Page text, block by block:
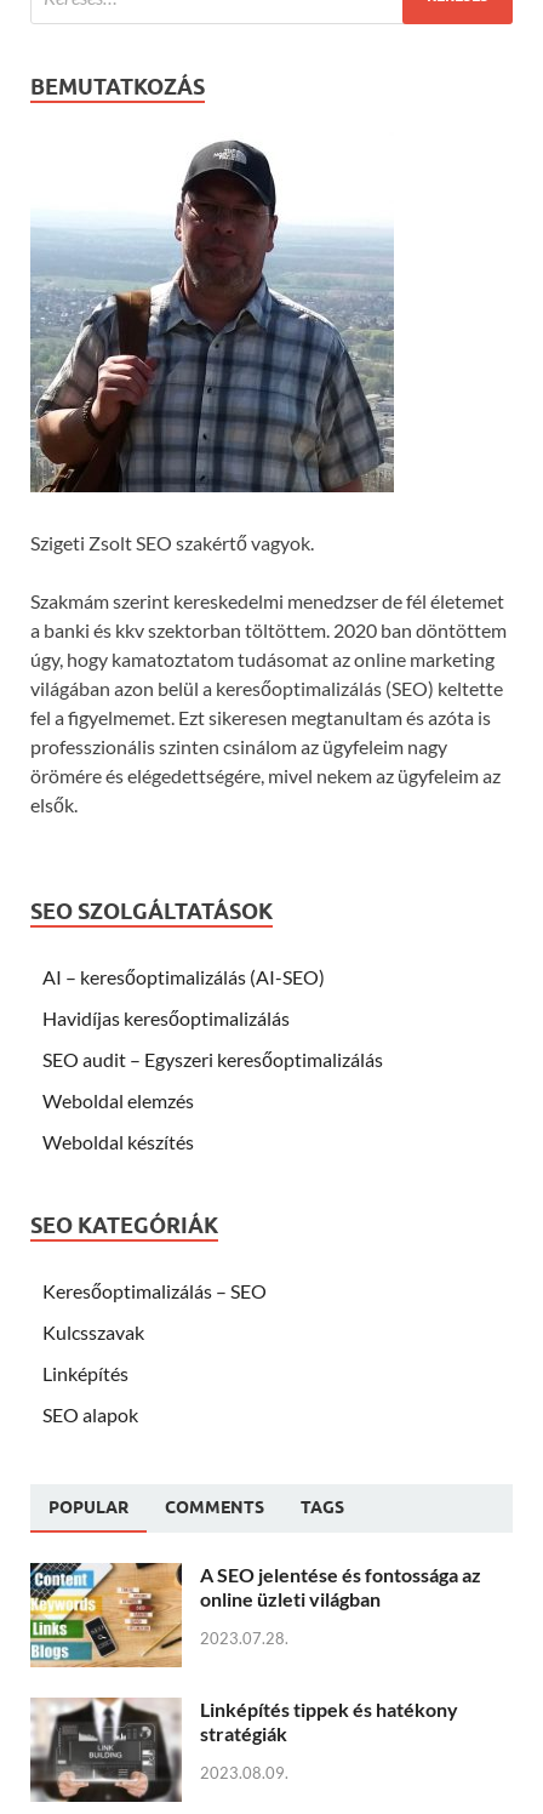
BEMUTATKOZÁS
Szigeti Zsolt SEO szakértő vagyok.
Szakmám szerint kereskedelmi menedzser de fél életemet
a banki és kkv szektorban töltöttem. 2020 ban döntöttem
úgy, hogy kamatoztatom tudásomat az online marketing
világában azon belül a keresőoptimalizálás (SEO) keltette
fel a figyelmemet. Ezt sikeresen megtanultam és azóta is
professzionális szinten csinálom az ügyfeleim nagy
örömére és elégedettségére, mivel nekem az ügyfeleim az
elsők.
SEO SZOLGÁLTATÁSOK
AI – keresőoptimalizálás (AI-SEO)
Havidíjas keresőoptimalizálás
SEO audit – Egyszeri keresőoptimalizálás
Weboldal elemzés
Weboldal készítés
SEO KATEGÓRIÁK
Keresőoptimalizálás – SEO
Kulcsszavak
Linképítés
SEO alapok
POPULAR COMMENTS TAGS
A SEO jelentése és fontossága az
online üzleti világban
2023.07.28.
Linképítés tippek és hatékony
stratégiák
2023.08.09.